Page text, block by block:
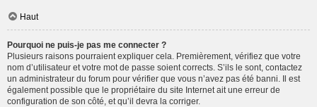
Haut
Pourquoi ne puis-je pas me connecter ?
Plusieurs raisons pourraient expliquer cela. Premièrement, vérifiez que votre
nom d’utilisateur et votre mot de passe soient corrects. S’ils le sont, contactez
un administrateur du forum pour vérifier que vous n’avez pas été banni. Il est
également possible que le propriétaire du site Internet ait une erreur de
configuration de son côté, et qu’il devra la corriger.